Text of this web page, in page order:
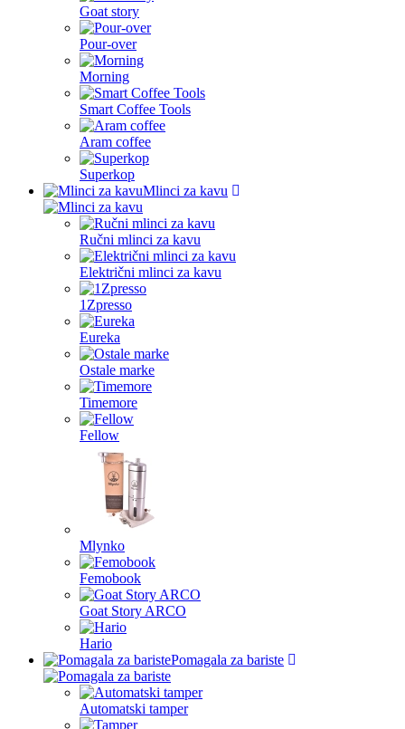
Goat story
Pour-over
Morning
Smart Coffee Tools
Aram coffee
Superkop
Mlinci za kavu
Ručni mlinci za kavu
Električni mlinci za kavu
1Zpresso
Eureka
Ostale marke
Timemore
Fellow
Mlynko
Femobook
Goat Story ARCO
Hario
Pomagala za bariste
Automatski tamper